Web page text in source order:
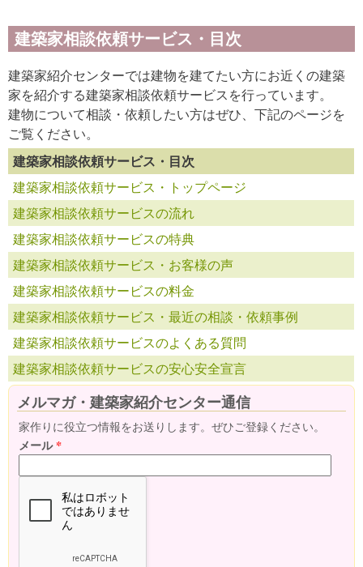
建築家相談依頼サービス・目次
建築家紹介センターでは建物を建てたい方にお近くの建築
家を紹介する建築家相談依頼サービスを行っています。
建物について相談・依頼したい方はぜひ、下記のページを
ご覧ください。
建築家相談依頼サービス・目次
建築家相談依頼サービス・トップページ
建築家相談依頼サービスの流れ
建築家相談依頼サービスの特典
建築家相談依頼サービス・お客様の声
建築家相談依頼サービスの料金
建築家相談依頼サービス・最近の相談・依頼事例
建築家相談依頼サービスのよくある質問
建築家相談依頼サービスの安心安全宣言
メルマガ・建築家紹介センター通信
家作りに役立つ情報をお送りします。ぜひご登録ください。
メール*